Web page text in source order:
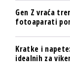
Gen Z vraća
fotoaparati
Kratke i
idealnih za